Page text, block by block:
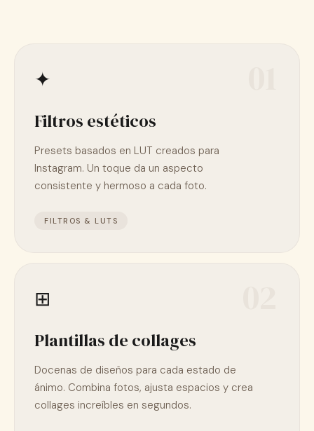
✦
Filtros estéticos
Presets basados en LUT creados para
Instagram. Un toque da un aspecto
consistente y hermoso a cada foto.
FILTROS & LUTS
⊞
Plantillas de collages
Docenas de diseños para cada estado de
ánimo. Combina fotos, ajusta espacios y crea
collages increíbles en segundos.